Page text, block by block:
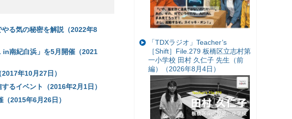
る気の秘密を解説（2022年8
in南紀白浜」を5月開催（2021
年10月27日）
るイベント（2016年2月1日）
2015年6月26日）
「TDXラジオ」Teacher’s
［Shift］File.279 板橋区立志村第
一小学校 田村 久仁子 先生（前
編）（2026年8月4日）